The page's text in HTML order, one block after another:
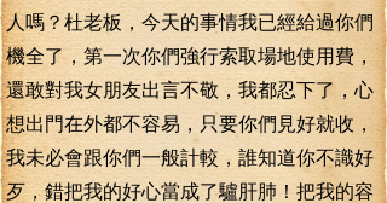
人嗎？杜老板，今天的事情我已經給過你們
機全了，第一次你們強行索取場地使用費，
還敢對我女朋友出言不敬，我都忍下了，心
想出門在外都不容易，只要你們見好就收，
我未必會跟你們一般計較，誰知道你不識好
歹，錯把我的好心當成了驢肝肺！把我的容